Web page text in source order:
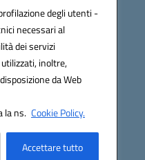
degli utenti -
necessari al
dei servizi
inoltre,
da Web
la ns. Cookie Policy.
Accettare tutto